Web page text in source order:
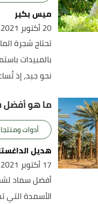
ميس بكير
20 أكتوبر 2021
تحتاج شجرة
بالمبيدات
نحو جيد، إذ
ما هو أفضل
أدوات
هديل
17 أكتوبر 2021
أفضل سماد
الأسمدة التي